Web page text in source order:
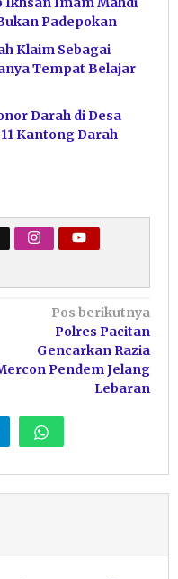
Padepokan
Klaim Sebagai
Tempat Belajar
Darah di Desa
Kantong Darah
Pos berikutnya
Polres Pacitan
Gencarkan Razia
Pendem Jelang
Lebaran